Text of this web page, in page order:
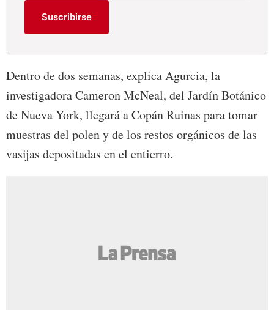
Suscribirse
Dentro de dos semanas, explica Agurcia, la
investigadora Cameron McNeal, del Jardín Botánico
de Nueva York, llegará a Copán Ruinas para tomar
muestras del polen y de los restos orgánicos de las
vasijas depositadas en el entierro.